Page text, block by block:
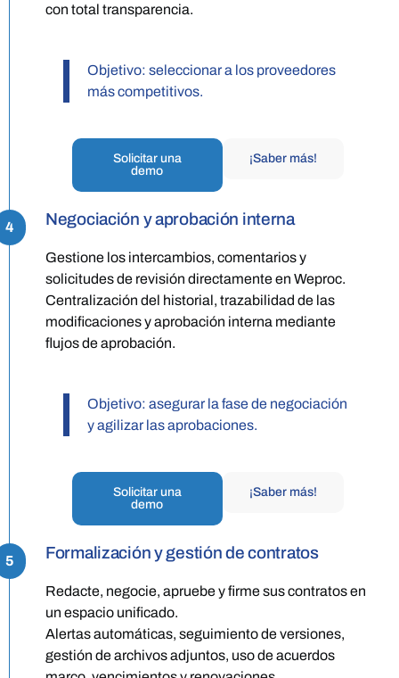
con total transparencia.
Objetivo: seleccionar a los proveedores
más competitivos.
Solicitar una
demo
¡Saber más!
Negociación y aprobación interna
4
Gestione los intercambios, comentarios y
solicitudes de revisión directamente en Weproc.
Centralización del historial, trazabilidad de las
modificaciones y aprobación interna mediante
flujos de aprobación.
Objetivo: asegurar la fase de negociación
y agilizar las aprobaciones.
Solicitar una
demo
¡Saber más!
Formalización y gestión de contratos
5
Redacte, negocie, apruebe y firme sus contratos en
un espacio unificado.
Alertas automáticas, seguimiento de versiones,
gestión de archivos adjuntos, uso de acuerdos